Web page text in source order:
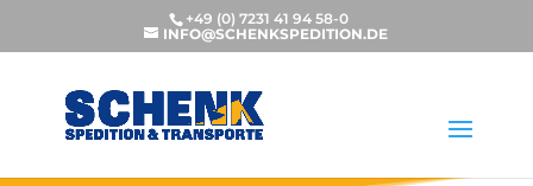
+49 (0) 7231 41 94 58-0
INFO@SCHENKSPEDITION.DE